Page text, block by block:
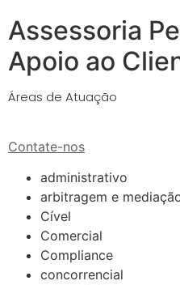
Assessoria
Apoio ao
Áreas de Atuação
Contate-nos
administrativo
arbitragem e
Cível
Comercial
Compliance
concorrencial